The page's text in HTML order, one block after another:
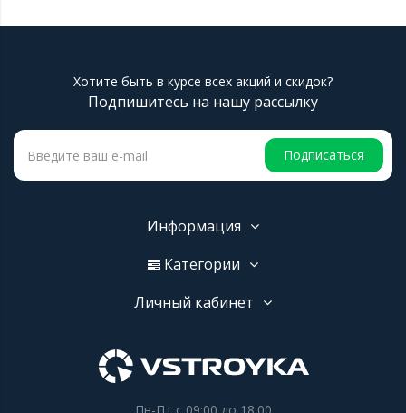
Хотите быть в курсе всех акций и скидок?
Подпишитесь на нашу рассылку
Подписаться
Информация
Категории
Личный кабинет